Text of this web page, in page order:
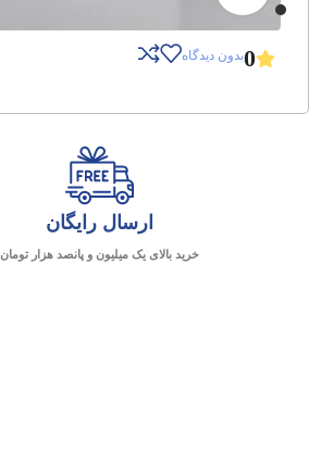
0بدون دیدگاه
ارسال رایگان
خرید بالای یک میلیون و پانصد هزار تومان